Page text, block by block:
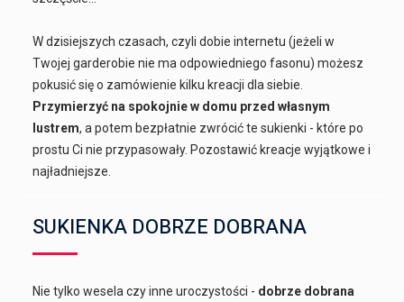
W dzisiejszych czasach, czyli dobie internetu (jeżeli w
Twojej garderobie nie ma odpowiedniego fasonu) możesz
pokusić się o zamówienie kilku kreacji dla siebie.
Przymierzyć na spokojnie w domu przed własnym
lustrem, a potem bezpłatnie zwrócić te sukienki - które po
prostu Ci nie przypasowały. Pozostawić kreacje wyjątkowe i
najładniejsze.
SUKIENKA DOBRZE DOBRANA
Nie tylko wesela czy inne uroczystości - dobrze dobrana